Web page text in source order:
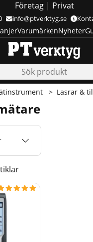
Företag| Privat
info@ptverktyg.se
VarumärkenNyheter
Lasrar &
   